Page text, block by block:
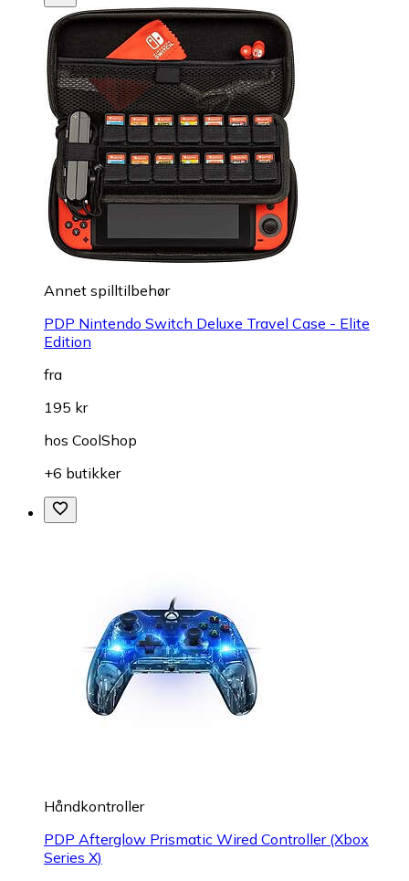
Annet spilltilbehør
PDP Nintendo Switch Deluxe Travel Case - Elite
Edition
fra
195 kr
hos CoolShop
+6 butikker
Håndkontroller
PDP Afterglow Prismatic Wired Controller (Xbox
Series X)